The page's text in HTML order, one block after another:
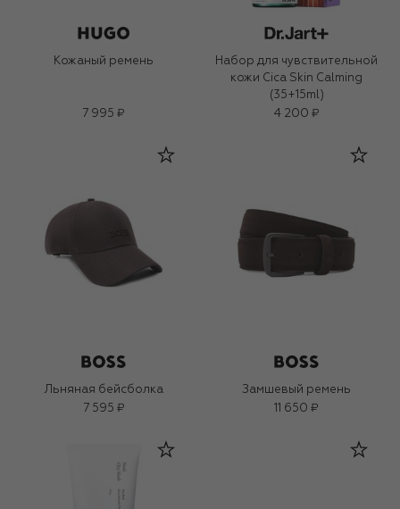
Кожаный ремень
7 995 ₽
Набор для чувствительной
кожи Cica Skin Calming
(35+15ml)
4 200 ₽
Льняная бейсболка
7 595 ₽
Замшевый ремень
11 650 ₽